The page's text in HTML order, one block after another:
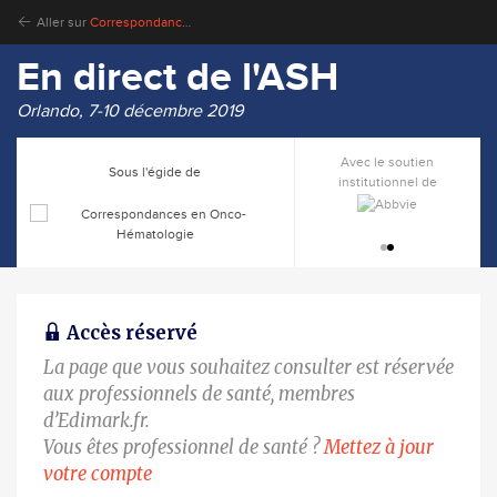
Aller sur Correspondances en Onco-Hématologie
En direct de l'ASH
Orlando, 7-10 décembre 2019
Sous l'égide de
Avec le soutien
institutionnel de
Accès réservé
La page que vous souhaitez consulter est réservée
aux professionnels de santé, membres
d’Edimark.fr.
Vous êtes professionnel de santé ?Mettez à jour
votre compte